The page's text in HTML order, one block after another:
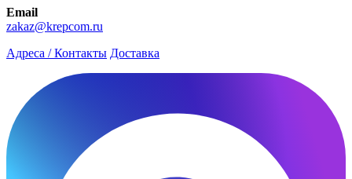
Email
zakaz@krepcom.ru
Адреса / Контакты Доставка